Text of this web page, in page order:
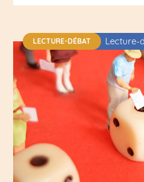
LECTURE-DÉBAT Lecture-